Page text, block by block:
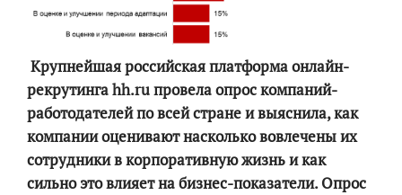
Крупнейшая российская платформа онлайн-
рекрутинга hh.ru провела опрос компаний-
работодателей по всей стране и выяснила, как
компании оценивают насколько вовлечены их
сотрудники в корпоративную жизнь и как
сильно это влияет на бизнес-показатели. Опрос